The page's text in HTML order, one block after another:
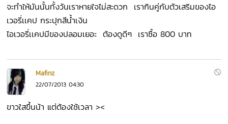
จะทำให้มันนั้นทั้งวันเราหายใจไม่สะดวก เรากินคู่กับตัวเสริมของไอ
เวอรี่เเคป กระปุกสีน้ำเงิน
ไอเวอรี่เเคปมีของปลอมเยอะ ต้องดูดีๆ เราซื้อ 800 บาท
Mafinz
22/07/2013 04:30
ขาวใสขึ้นน้า แต่ต้องใช้เวลา ><